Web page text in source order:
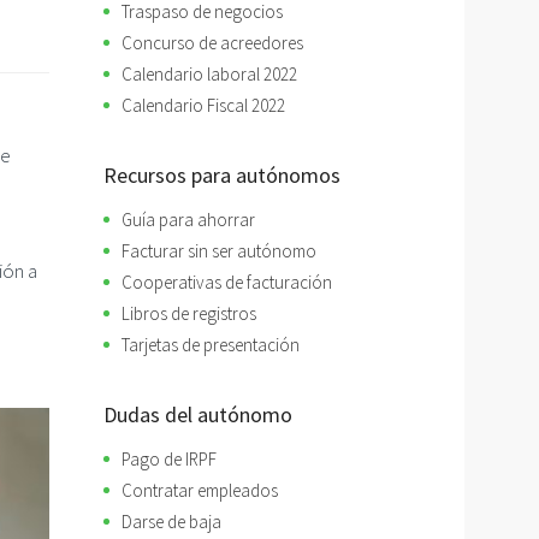
a
Traspaso de negocios
Concurso de acreedores
Calendario laboral 2022
Calendario Fiscal 2022
Recursos para autónomos
Guía para ahorrar
Facturar sin ser autónomo
Cooperativas de facturación
Libros de registros
Tarjetas de presentación
Dudas del autónomo
Pago de IRPF
Contratar empleados
Darse de baja